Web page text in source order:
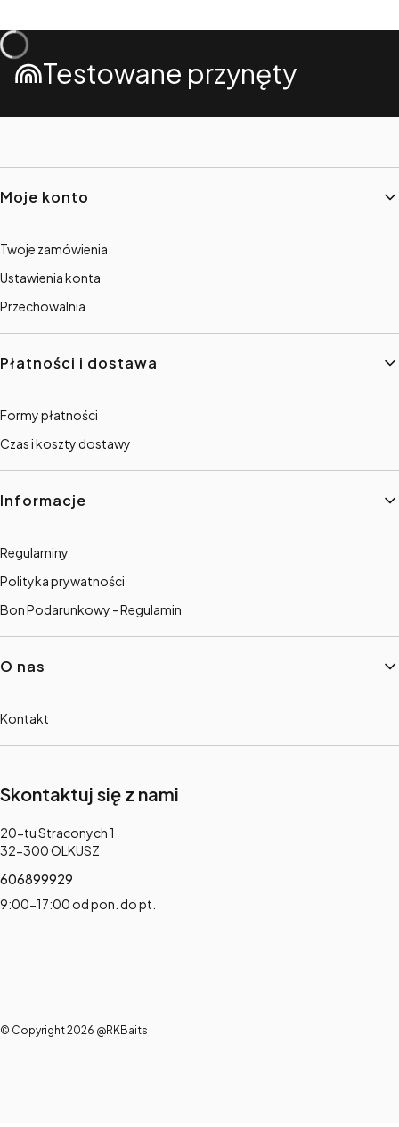
Testowane przynęty
Linki w stopce
Moje konto
Twoje zamówienia
Ustawienia konta
Przechowalnia
Płatności i dostawa
Formy płatności
Czas i koszty dostawy
Informacje
Regulaminy
Polityka prywatności
Bon Podarunkowy - Regulamin
O nas
Kontakt
Skontaktuj się z nami
Adres:
20-tu Straconych 1
32-300 OLKUSZ
606899929
9:00-17:00 od pon. do pt.
© Copyright 2026 @RKBaits